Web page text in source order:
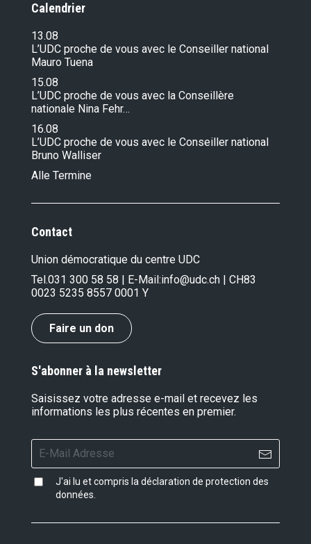
Calendrier
13.08
L’UDC proche de vous avec le Conseiller national
Mauro Tuena
15.08
L’UDC proche de vous avec la Conseillère
nationale Nina Fehr…
16.08
L’UDC proche de vous avec le Conseiller national
Bruno Walliser
Alle Termine
Contact
Union démocratique du centre UDC
Tel.031 300 58 58 | E-Mail:info@udc.ch | CH83
0023 5235 8557 0001 Y
Faire un don
S'abonner à la newsletter
Saisissez votre adresse e-mail et recevez les
informations les plus récentes en premier.
J'ai lu et compris la déclaration de protection des
données